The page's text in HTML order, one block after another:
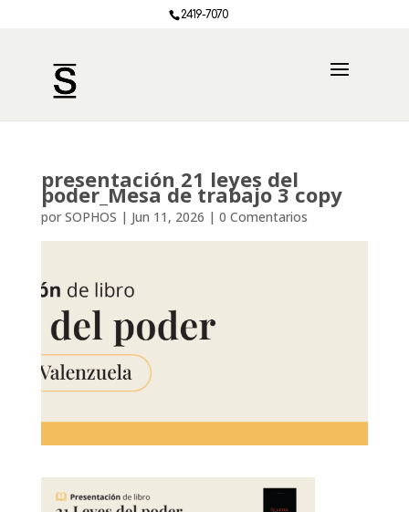
2419-7070
presentación 21 leyes del
poder_Mesa de trabajo 3 copy
por SOPHOS | Jun 11, 2026 | 0 Comentarios